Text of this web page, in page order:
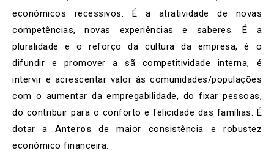
económicos recessivos. É a atratividade de novas
competências, novas experiências e saberes. É a
pluralidade e o reforço da cultura da empresa, é o
difundir e promover a sã competitividade interna, é
intervir e acrescentar valor às comunidades/populações
com o aumentar da empregabilidade, do fixar pessoas,
do contribuir para o conforto e felicidade das famílias. É
dotar a Anteros de maior consistência e robustez
económico financeira.